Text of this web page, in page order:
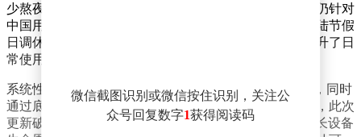
少熬夜观看直播的国内用户略感遗憾。尽管如此，苹果仍针对
中国用户需求进行了多项本地化改进，包括新增中国大陆节假
日调休闹钟功能，并对中文输入法进行优化，进一步提升了日
常使用的便利性。
系统性能方面，iOS 27对液态玻璃效果进行了显著优化，同时
通过底层代码重构提升了整体运行效率。值得关注的是，此次
更新破例支持了iPhone 11等较旧机型，展现了苹果在延长设备
微信截图识别或微信按住识别，关注公
众号回复数字1获得阅读码